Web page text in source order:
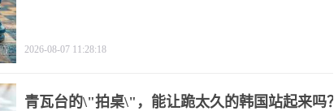
2026-08-07 11:28:18
青瓦台的\"拍桌\"，能让跪太久的韩国站起来吗？